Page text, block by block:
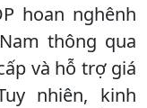
hoan nghênh
thông qua
và hỗ trợ giá
nhiên, kinh